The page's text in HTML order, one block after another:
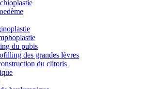
du pubis
des grandes lèvres
du clitoris